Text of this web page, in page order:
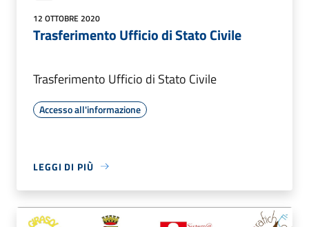
12 OTTOBRE 2020
Trasferimento Ufficio di Stato Civile
Trasferimento Ufficio di Stato Civile
Accesso all'informazione
LEGGI DI PIÙ